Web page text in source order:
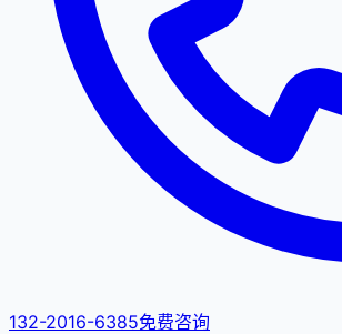
132-2016-6385免费咨询